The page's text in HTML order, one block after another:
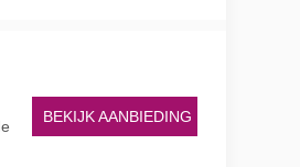
BEKIJK AANBIEDING